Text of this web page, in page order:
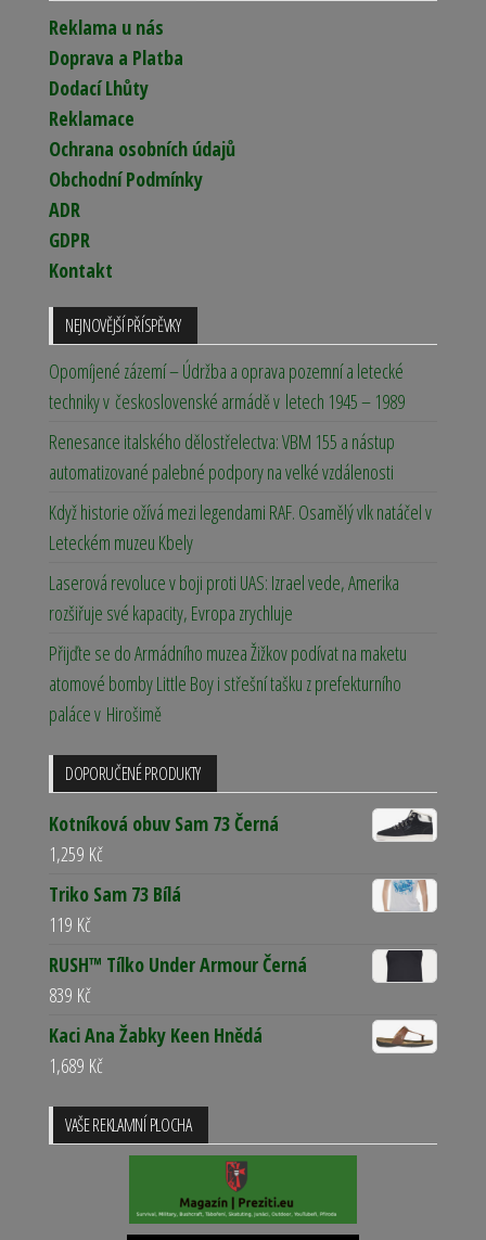
Reklama u nás
Doprava a Platba
Dodací Lhůty
Reklamace
Ochrana osobních údajů
Obchodní Podmínky
ADR
GDPR
Kontakt
NEJNOVĚJŠÍ PŘÍSPĚVKY
Opomíjené zázemí – Údržba a oprava pozemní a letecké
techniky v československé armádě v letech 1945 – 1989
Renesance italského dělostřelectva: VBM 155 a nástup
automatizované palebné podpory na velké vzdálenosti
Když historie ožívá mezi legendami RAF. Osamělý vlk natáčel v
Leteckém muzeu Kbely
Laserová revoluce v boji proti UAS: Izrael vede, Amerika
rozšiřuje své kapacity, Evropa zrychluje
Přijďte se do Armádního muzea Žižkov podívat na maketu
atomové bomby Little Boy i střešní tašku z prefekturního
paláce v Hirošimě
DOPORUČENÉ PRODUKTY
Kotníková obuv Sam 73 Černá
1,259 Kč
Triko Sam 73 Bílá
119 Kč
RUSH™ Tílko Under Armour Černá
839 Kč
Kaci Ana Žabky Keen Hnědá
1,689 Kč
VAŠE REKLAMNÍ PLOCHA